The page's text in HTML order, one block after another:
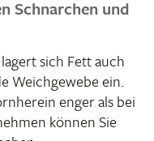
Schnarchen und
sich Fett auch
Weich­ge­webe ein.
enger als bei
können Sie